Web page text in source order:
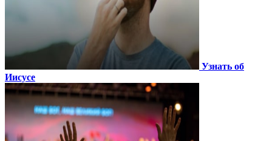
Узнать об
Иисусе